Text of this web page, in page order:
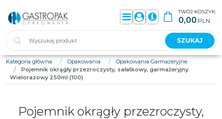
MenuPanel
Info
SZUKAJ
TWÓJ KOSZYK:
0,00 PLN
Kategoria główna / Opakowania /
Opakowania Garmażeryjne
/
Pojemnik okrągły przezroczysty, sałatkowy, garmażeryjny
Wielorazowy 250ml (100)
Pojemnik okrągły przezroczysty,